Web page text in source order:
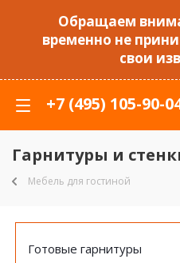
Обращаем
временно не
свои
+7 (495) 105-90-
Гарнитуры и
Мебель для гостиной
Готовые гарнитуры